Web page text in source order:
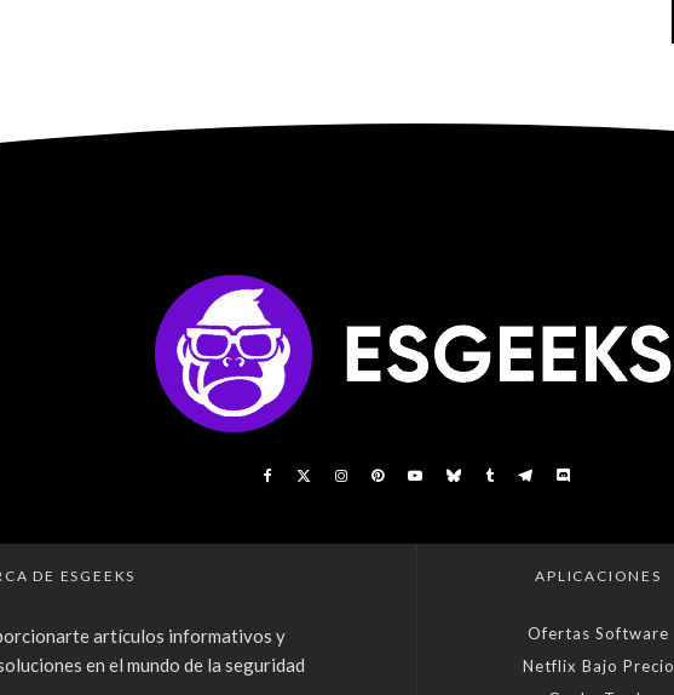
DE ESGEEKS
artículos informativos y
en el mundo de la seguridad
APLICACIONES
Ofertas Software
Netflix Bajo Precio